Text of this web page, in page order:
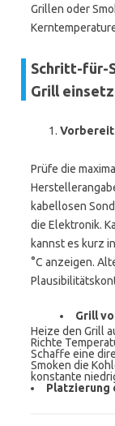
Grillen oder
Schritt-für-
Grill
Prüfe die
kabellosen
die Elektronik.
kannst es kurz
°C anzeigen.
Grill
Heize den Grill
Richte
Schaffe eine
Smoken die
konstante
Platzierung